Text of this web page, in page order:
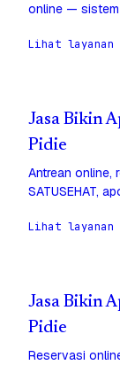
online — sistem
Lihat layanan
Jasa Bikin
Pidie
Antrean online,
SATUSEHAT,
Lihat layanan
Jasa Bikin
Pidie
Reservasi